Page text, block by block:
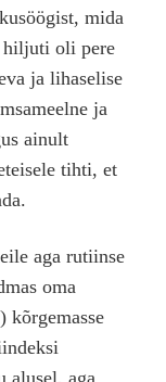
mida
hiljuti oli pere
ja lihaselise
ja
ainult
tihti, et
aga rutiinse
oma
kõrgemasse
alusel, aga